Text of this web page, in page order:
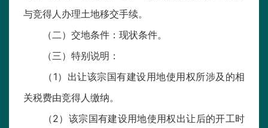
与竞得人办理土地移交手续。
（二）交地条件：现状条件。
（三）特别说明：
（1）出让该宗国有建设用地使用权所涉及的相
关税费由竞得人缴纳。
（2）该宗国有建设用地使用权出让后的开工时